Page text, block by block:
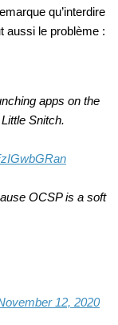
qu’interdire
aussi le problème :
apps on the
Snitch.
OCSP is a soft
12, 2020